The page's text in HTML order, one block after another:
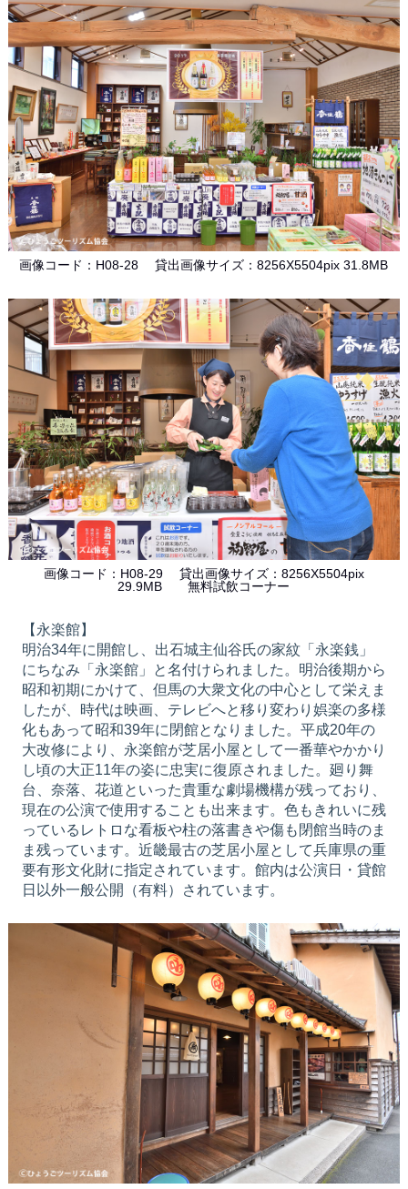
画像コード：H08-28 貸出画像サイズ：8256X5504pix 31.8MB
画像コード：H08-29 貸出画像サイズ：8256X5504pix
29.9MB 無料試飲コーナー
【永楽館】
明治34年に開館し、出石城主仙谷氏の家紋「永楽銭」
にちなみ「永楽館」と名付けられました。明治後期から
昭和初期にかけて、但馬の大衆文化の中心として栄えま
したが、時代は映画、テレビへと移り変わり娯楽の多様
化もあって昭和39年に閉館となりました。平成20年の
大改修により、永楽館が芝居小屋として一番華やかかり
し頃の大正11年の姿に忠実に復原されました。廻り舞
台、奈落、花道といった貴重な劇場機構が残っており、
現在の公演で使用することも出来ます。色もきれいに残
っているレトロな看板や柱の落書きや傷も閉館当時のま
ま残っています。近畿最古の芝居小屋として兵庫県の重
要有形文化財に指定されています。館内は公演日・貸館
日以外一般公開（有料）されています。